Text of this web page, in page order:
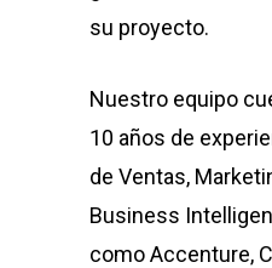
su proyecto.
Nuestro equipo
10 años de
de Ventas,
Business
como Accenture,